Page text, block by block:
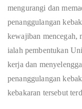
mengurangi dan
penanggulangan
kewajiban mencegah,
ialah pembentukan
kerja dan
penanggulangan
kebakaran tersebut